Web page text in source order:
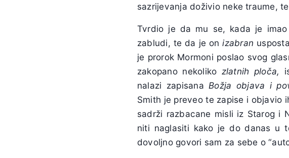
sazrijevanja doživio neke traume,
Tvrdio je da mu se, kada je
zabludi, te da je onizabran
je prorok Mormoni poslao svog
zakopano nekoliko zlatnih ploča,
nalazi zapisana Božja objava i
Smith je preveo te zapise i objavio
sadrži razbacane misli iz Starog i
niti naglasiti kako je do danas u
dovoljno govori sam za sebe o